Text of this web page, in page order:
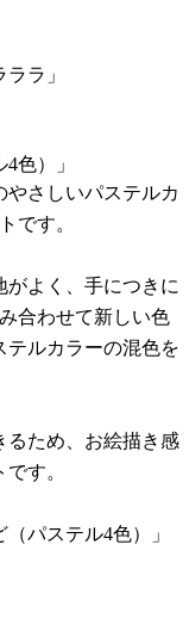
ラ」
色）」
やさしいパステルカ
です。
がよく、手につきに
合わせて新しい色
テルカラーの混色を
るため、お絵描き感
す。
パステル4色）」